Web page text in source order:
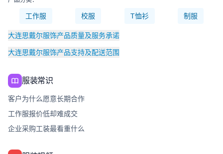
工作服 校服 T恤衫 制服
大连思戴尔服饰产品质量及服务承诺
大连思戴尔服饰产品支持及配送范围
服装常识
客户为什么愿意长期合作
工作服报价低却难成交
企业采购工装最看重什么